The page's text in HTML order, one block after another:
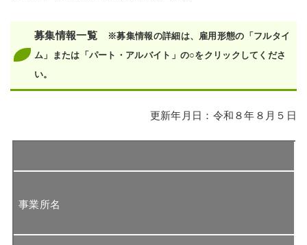
募集情報一覧
※募集情報の詳細は、雇用形態の「フルタイ
ム」または「パート・アルバイト」の○をクリックしてくださ
い。
更新年月日：令和８年８月５日
事業所名